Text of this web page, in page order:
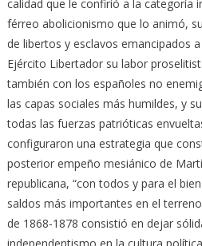
calidad que le confirió a la categoría
férreo abolicionismo que lo animó,
de libertos y esclavos emancipados
Ejército Libertador su labor
también con los españoles no
las capas sociales más humildes, y
todas las fuerzas patrióticas
configuraron una estrategia que
posterior empeño mesiánico de
republicana, “con todos y para el
saldos más importantes en el
de 1868-1878 consistió en dejar
independentismo en la cultura